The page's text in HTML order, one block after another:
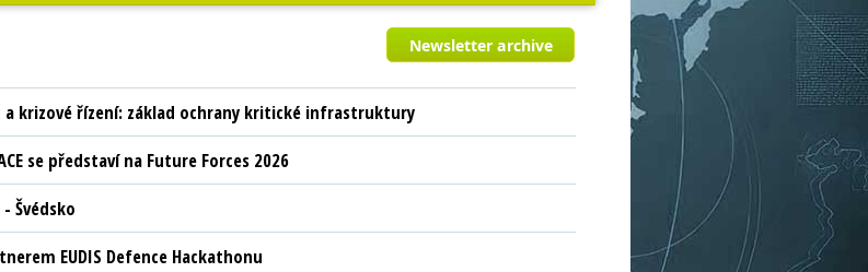
Newsletter archive
a krizové řízení: základ ochrany kritické infrastruktury
se představí na Future Forces 2026
Švédsko
EUDIS Defence Hackathonu